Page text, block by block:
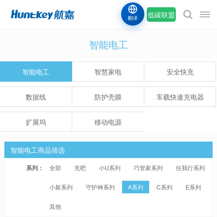
低碳联盟
翻译
智能电工
智能电工 智慧家电 安全快充
数据线 防护壳膜 车载快速充电器
扩展坞 移动电源
智能电工商品筛选
系列： 全部 充吧 小U系列 巧管家系列 任我行系列
小新系列 守护神系列 A系列 C系列 E系列
其他